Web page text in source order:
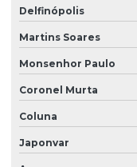
Delfinópolis
Martins Soares
Monsenhor Paulo
Coronel Murta
Coluna
Japonvar